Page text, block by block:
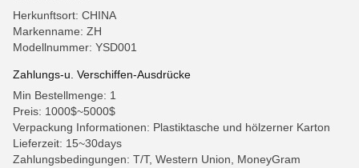
Herkunftsort: CHINA
Markenname: ZH
Modellnummer: YSD001
Zahlungs-u. Verschiffen-Ausdrücke
Min Bestellmenge: 1
Preis: 1000$~5000$
Verpackung Informationen: Plastiktasche und hölzerner Karton
Lieferzeit: 15~30days
Zahlungsbedingungen: T/T, Western Union, MoneyGram